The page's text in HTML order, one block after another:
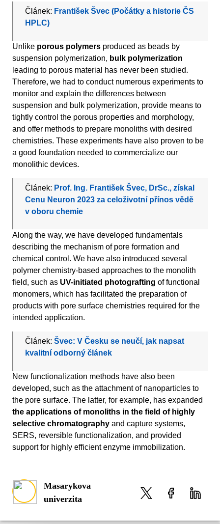
Článek: František Švec (Počátky a historie ČS
HPLC)
Unlike porous polymers produced as beads by
suspension polymerization, bulk polymerization
leading to porous material has never been studied.
Therefore, we had to conduct numerous experiments to
monitor and explain the differences between
suspension and bulk polymerization, provide means to
tightly control the porous properties and morphology,
and offer methods to prepare monoliths with desired
chemistries. These experiments have also proven to be
a good foundation needed to commercialize our
monolithic devices.
Článek: Prof. Ing. František Švec, DrSc., získal
Cenu Neuron 2023 za celoživotní přínos vědě
v oboru chemie
Along the way, we have developed fundamentals
describing the mechanism of pore formation and
chemical control. We have also introduced several
polymer chemistry-based approaches to the monolith
field, such as UV-initiated photografting of functional
monomers, which has facilitated the preparation of
products with pore surface chemistries required for the
intended application.
Článek:Švec: V Česku se neučí, jak napsat
kvalitní odborný článek
New functionalization methods have also been
developed, such as the attachment of nanoparticles to
the pore surface. The latter, for example, has expanded
the applications of monoliths in the field of highly
selective chromatography and capture systems,
SERS, reversible functionalization, and provided
support for highly efficient enzyme immobilization.
Masarykova
univerzita